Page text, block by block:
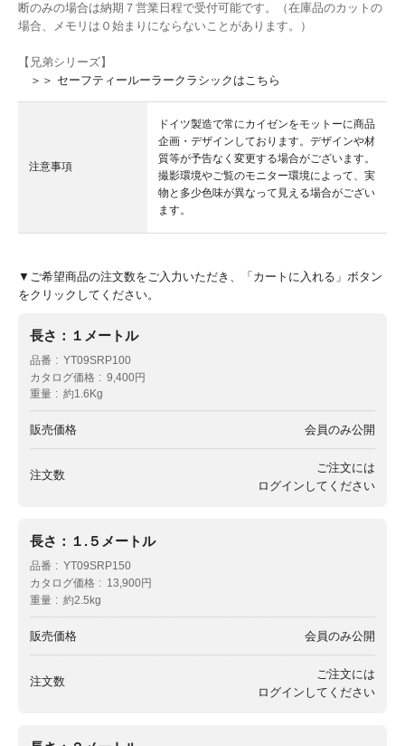
断のみの場合は納期７営業日程で受付可能です。（在庫品のカットの
場合、メモリは０始まりにならないことがあります。）
【兄弟シリーズ】
＞＞ セーフティールーラークラシックはこちら
注意事項
ドイツ製造で常にカイゼンをモットーに商品
企画・デザインしております。デザインや材
質等が予告なく変更する場合がございます。
撮影環境やご覧のモニター環境によって、実
物と多少色味が異なって見える場合がござい
ます。
▼ご希望商品の注文数をご入力いただき、「カートに入れる」ボタン
をクリックしてください。
長さ：１メートル
品番
YT09SRP100
カタログ価格
9,400円
重量
約1.6Kg
販売価格 会員のみ公開
注文数
ご注文には
ログイン してください
長さ：１.５メートル
品番
YT09SRP150
カタログ価格
13,900円
重量
約2.5kg
販売価格 会員のみ公開
注文数
ご注文には
ログイン してください